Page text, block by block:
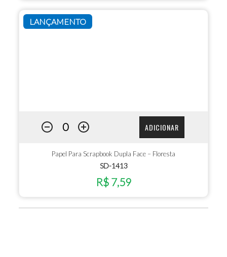
LANÇAMENTO
ADICIONAR
Papel Para Scrapbook Dupla Face – Floresta
SD-1413
R$ 7,59